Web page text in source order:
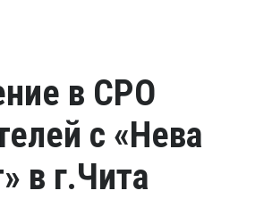
в СРО
с «Нева
в г.Чита